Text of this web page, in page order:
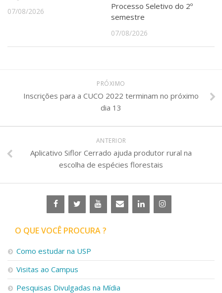
07/08/2026
Processo Seletivo do 2º
semestre
07/08/2026
PRÓXIMO
Inscrições para a CUCO 2022 terminam no próximo
dia 13
ANTERIOR
Aplicativo Siflor Cerrado ajuda produtor rural na
escolha de espécies florestais
O QUE VOCÊ PROCURA ?
Como estudar na USP
Visitas ao Campus
Pesquisas Divulgadas na Mídia